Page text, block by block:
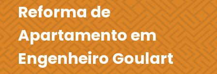
Reforma de
Apartamento em
Engenheiro Goulart